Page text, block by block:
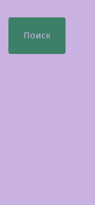
Поиск